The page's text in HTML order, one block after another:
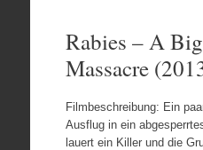
Rabies – A
Massacre
Filmbeschreibung: Ein
Ausflug in ein
lauert ein Killer und die